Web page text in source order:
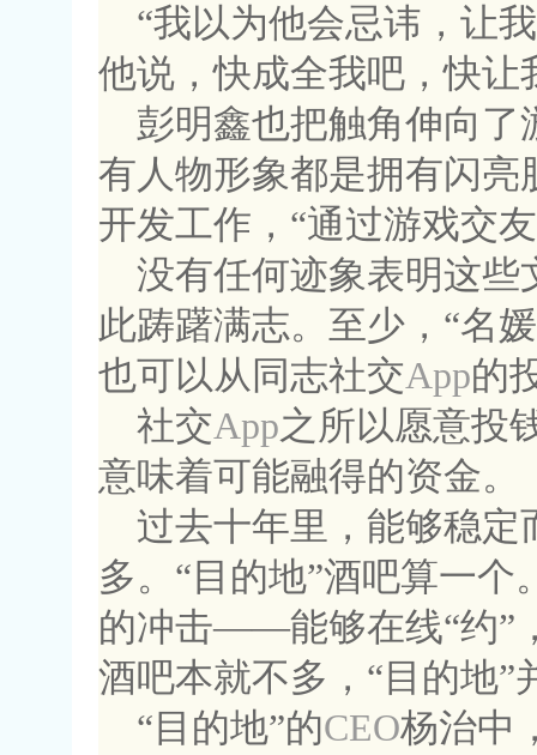
“我以为他会忌讳，让
他说，快成全我吧，快让
彭明鑫也把触角伸向了
有人物形象都是拥有闪亮
开发工作，“通过游戏交
没有任何迹象表明这
此踌躇满志。至少，“名
也可以从同志社交App的
社交App之所以愿意投
意味着可能融得的资金。
过去十年里，能够稳
多。“目的地”酒吧算一个
的冲击——能够在线“约”
酒吧本就不多，“目的地
“目的地”的CEO杨治中